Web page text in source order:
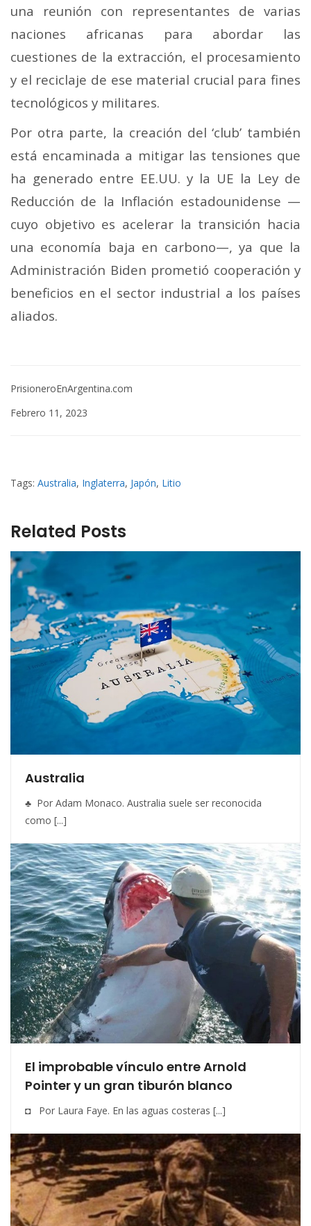
una reunión con representantes de varias
naciones africanas para abordar las
cuestiones de la extracción, el procesamiento
y el reciclaje de ese material crucial para fines
tecnológicos y militares.
Por otra parte, la creación del ‘club’ también
está encaminada a mitigar las tensiones que
ha generado entre EE.UU. y la UE la Ley de
Reducción de la Inflación estadounidense —
cuyo objetivo es acelerar la transición hacia
una economía baja en carbono—, ya que la
Administración Biden prometió cooperación y
beneficios en el sector industrial a los países
aliados.
PrisioneroEnArgentina.com
Febrero 11, 2023
Tags: Australia, Inglaterra, Japón, Litio
Related Posts
Australia
♣ Por Adam Monaco. Australia suele ser reconocida
como [...]
El improbable vínculo entre Arnold
Pointer y un gran tiburón blanco
◘ Por Laura Faye. En las aguas costeras [...]